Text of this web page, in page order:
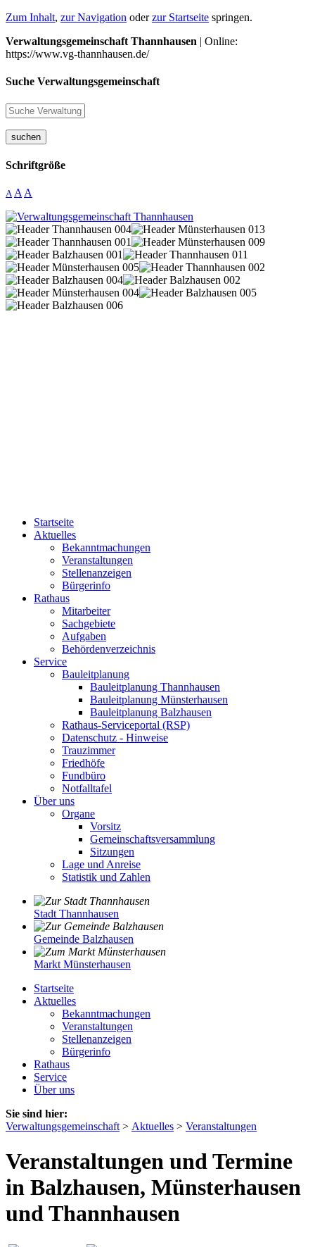
Zum Inhalt, zur Navigation oderzur Startseite springen.
Verwaltungsgemeinschaft Thannhausen | Online:
https://www.vg-thannhausen.de/
Suche Verwaltungsgemeinschaft
suchen
Schriftgröße
A A A
Startseite
Aktuelles
Bekanntmachungen
Veranstaltungen
Stellenanzeigen
Bürgerinfo
Rathaus
Mitarbeiter
Sachgebiete
Aufgaben
Behördenverzeichnis
Service
Bauleitplanung
Bauleitplanung Thannhausen
Bauleitplanung Münsterhausen
Bauleitplanung Balzhausen
Rathaus-Serviceportal (RSP)
Datenschutz - Hinweise
Trauzimmer
Friedhöfe
Fundbüro
Notfalltafel
Über uns
Organe
Vorsitz
Gemeinschaftsversammlung
Sitzungen
Lage und Anreise
Statistik und Zahlen
Stadt Thannhausen
Gemeinde Balzhausen
Markt Münsterhausen
Startseite
Aktuelles
Bekanntmachungen
Veranstaltungen
Stellenanzeigen
Bürgerinfo
Rathaus
Service
Über uns
Sie sind hier:
Verwaltungsgemeinschaft > Aktuelles > Veranstaltungen
Veranstaltungen und Termine
in Balzhausen, Münsterhausen
und Thannhausen